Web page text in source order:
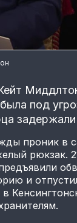
под
проник в
рюкзак.
и